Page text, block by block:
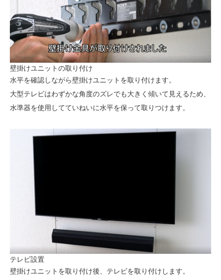
壁掛けユニットの取り付け
水平を確認しながら壁掛けユニットを取り付けます。
大型テレビはわずかな角度のズレでも大きく傾いて見えるため、
水準器を使用してていねいに水平を保って取りつけます。
テレビ設置
壁掛けユニットを取り付け後、テレビを取り付けします。